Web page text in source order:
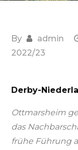
By admin
2022/23
Derby-
Ottmarsheim
das
frühe Führung